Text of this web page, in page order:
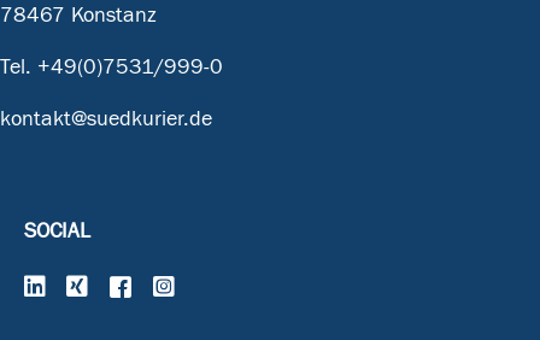
78467 Konstanz
Tel. +49(0)7531/999-0
kontakt@suedkurier.de
SOCIAL